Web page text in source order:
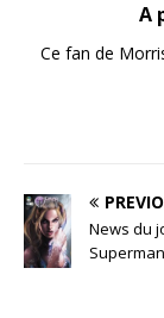
A
Ce fan de
News du